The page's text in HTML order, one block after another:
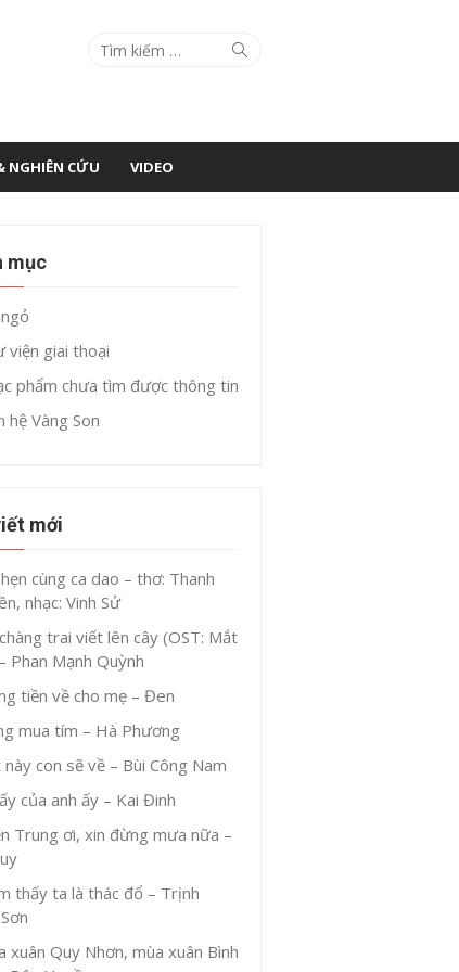
Search
Search
NGHIÊN CỨU VIDEO
mục
viện giai thoại
phẩm chưa tìm được thông tin
hệ Vàng Son
mới
cùng ca dao – thơ: Thanh
nhạc: Vinh Sử
trai viết lên cây (OST: Mắt
Phan Mạnh Quỳnh
tiền về cho mẹ – Đen
mua tím – Hà Phương
con sẽ về – Bùi Công Nam
của anh ấy – Kai Đinh
Trung ơi, xin đừng mưa nữa –
thấy ta là thác đổ – Trịnh
xuân Quy Nhơn, mùa xuân Bình